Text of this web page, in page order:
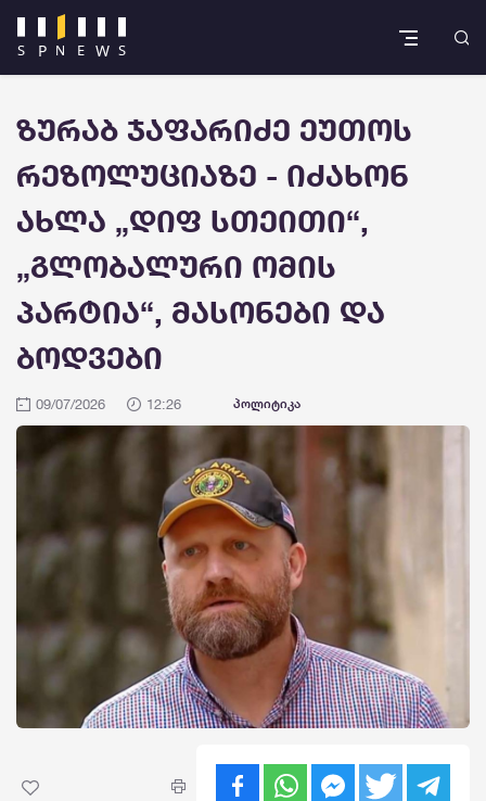
ზურაბ ჯაფარიძე ეუთოს
რეზოლუციაზე - იძახონ
ახლა „დიფ სთეითი“,
„გლობალური ომის
პარტია“, მასონები და
ბოდვები
09/07/2026 12:26 პოლიტიკა